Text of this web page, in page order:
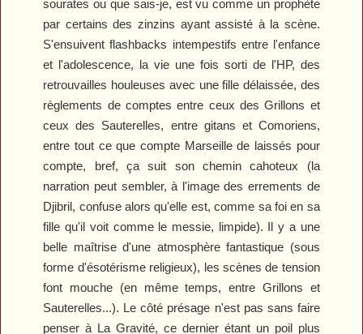
sourates ou que sais-je, est vu comme un prophète
par certains des zinzins ayant assisté à la scène.
S'ensuivent flashbacks intempestifs entre l'enfance
et l'adolescence, la vie une fois sorti de l'HP, des
retrouvailles houleuses avec une fille délaissée, des
règlements de comptes entre ceux des Grillons et
ceux des Sauterelles, entre gitans et Comoriens,
entre tout ce que compte Marseille de laissés pour
compte, bref, ça suit son chemin cahoteux (la
narration peut sembler, à l'image des errements de
Djibril, confuse alors qu'elle est, comme sa foi en sa
fille qu'il voit comme le messie, limpide). Il y a une
belle maîtrise d'une atmosphère fantastique (sous
forme d'ésotérisme religieux), les scènes de tension
font mouche (en même temps, entre Grillons et
Sauterelles...). Le côté présage n'est pas sans faire
penser à La Gravité, ce dernier étant un poil plus